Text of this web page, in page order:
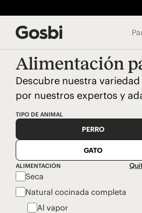
Alimentación
Descubre nuestra
por nuestros expertos y
TIPO DE ANIMAL
PERRO
GATO
ALIMENTACIÓN
Seca
Natural cocinada completa
Al vapor